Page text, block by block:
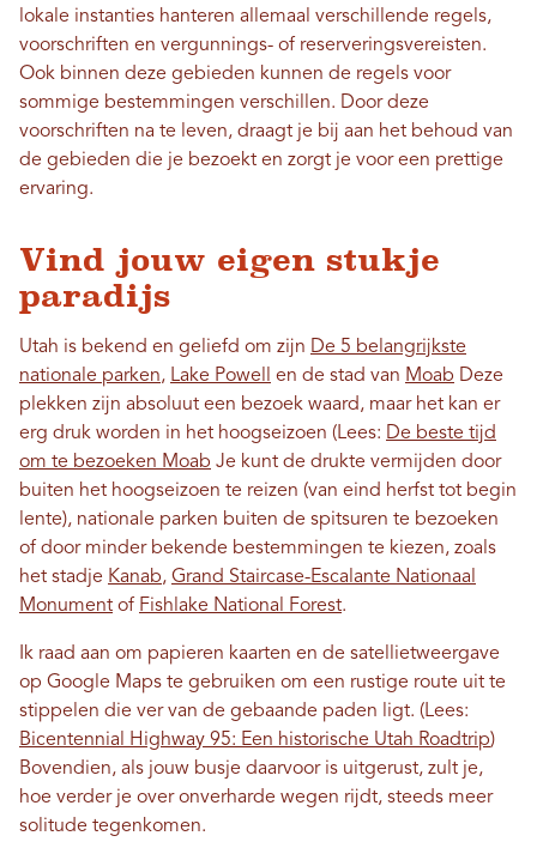
lokale instanties hanteren allemaal verschillende regels,
voorschriften en vergunnings- of reserveringsvereisten.
Ook binnen deze gebieden kunnen de regels voor
sommige bestemmingen verschillen. Door deze
voorschriften na te leven, draagt ​​je bij aan het behoud van
de gebieden die je bezoekt en zorgt je voor een prettige
ervaring.
Vind jouw eigen stukje
paradijs
Utah is bekend en geliefd om zijn De 5 belangrijkste
nationale parken, Lake Powell en de stad van Moab Deze
plekken zijn absoluut een bezoek waard, maar het kan er
erg druk worden in het hoogseizoen (Lees: De beste tijd
om te bezoeken Moab Je kunt de drukte vermijden door
buiten het hoogseizoen te reizen (van eind herfst tot begin
lente), nationale parken buiten de spitsuren te bezoeken
of door minder bekende bestemmingen te kiezen, zoals
het stadje Kanab, Grand Staircase-Escalante Nationaal
Monument of Fishlake National Forest.
Ik raad aan om papieren kaarten en de satellietweergave
op Google Maps te gebruiken om een ​​rustige route uit te
stippelen die ver van de gebaande paden ligt. (Lees:
Bicentennial Highway 95: Een historische Utah Roadtrip)
Bovendien, als jouw busje daarvoor is uitgerust, zult je,
hoe verder je over onverharde wegen rijdt, steeds meer
solitude tegenkomen.